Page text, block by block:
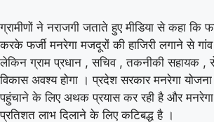
ग्रामीणों ने नराजगी जताते हुए मीडिया से कहा कि
करके फर्जी मनरेगा मजदूरों की हाजिरी लगाने से गांव
लेकिन ग्राम प्रधान , सचिव , तकनीकी सहायक ,
विकास अवश्य होगा । प्रदेश सरकार मनरेगा योजना
पहुंचाने के लिए अथक प्रयास कर रही है और
प्रतिशत लाभ दिलाने के लिए कटिबद्ध है ।